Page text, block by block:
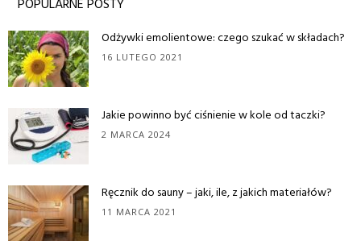
POPULARNE POSTY
Odżywki emolientowe: czego szukać w składach?
16 LUTEGO 2021
Jakie powinno być ciśnienie w kole od taczki?
2 MARCA 2024
Ręcznik do sauny – jaki, ile, z jakich materiałów?
11 MARCA 2021